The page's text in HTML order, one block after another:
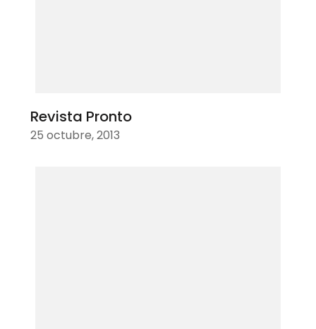
Revista Pronto
25 octubre, 2013